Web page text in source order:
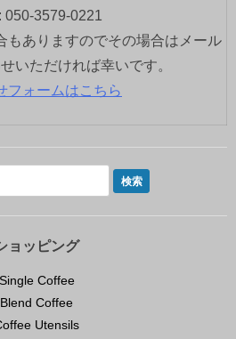
050-3579-0221
もありますのでその場合はメール
いただければ幸いです。
フォームはこちら
ョッピング
Single Coffee
Blend Coffee
Utensils